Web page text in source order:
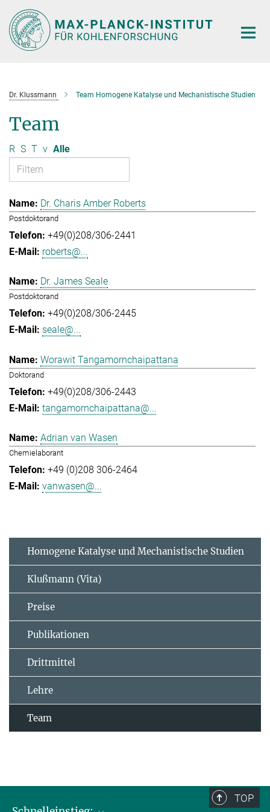
Hauptinhalt
Dr. Klussmann Team Homogene Katalyse und Mechanistische Studien
Team
R S T v Alle
Dr. Charis Amber Roberts
Postdoktorand
+49(0)208/306-2441
roberts@...
Dr. James Seale
Postdoktorand
+49(0)208/306-2445
seale@...
Worawit Tangamornchaipattana
Doktorand
+49(0)208/306-2443
tangamornchaipattana@...
Adrian van Wasen
Chemielaborant
+49 (0)208 306-2464
vanwasen@...
Homogene Katalyse und Mechanistische Studien
Klußmann (Vita)
Preise
Publikationen
Drittmittel
Lehre
Team
TOP